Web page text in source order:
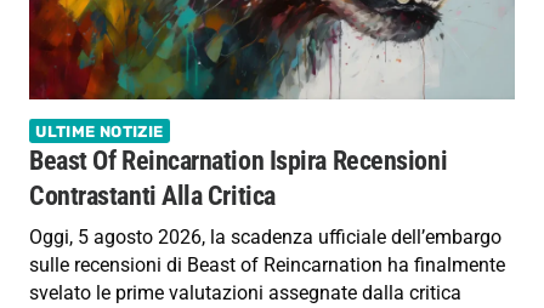
ULTIME NOTIZIE
Beast Of Reincarnation Ispira Recensioni
Contrastanti Alla Critica
Oggi, 5 agosto 2026, la scadenza ufficiale dell’embargo
sulle recensioni di Beast of Reincarnation ha finalmente
svelato le prime valutazioni assegnate dalla critica